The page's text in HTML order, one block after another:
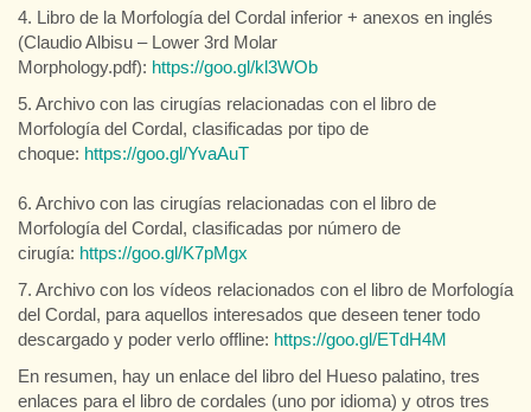
4. Libro de la Morfología del Cordal inferior + anexos en inglés
(Claudio Albisu – Lower 3rd Molar
Morphology.pdf): https://goo.gl/kl3WOb
5. Archivo con las cirugías relacionadas con el libro de
Morfología del Cordal, clasificadas por tipo de
choque: https://goo.gl/YvaAuT
6. Archivo con las cirugías relacionadas con el libro de
Morfología del Cordal, clasificadas por número de
cirugía: https://goo.gl/K7pMgx
7. Archivo con los vídeos relacionados con el libro de Morfología
del Cordal, para aquellos interesados que deseen tener todo
descargado y poder verlo offline: https://goo.gl/ETdH4M
En resumen, hay un enlace del libro del Hueso palatino, tres
enlaces para el libro de cordales (uno por idioma) y otros tres